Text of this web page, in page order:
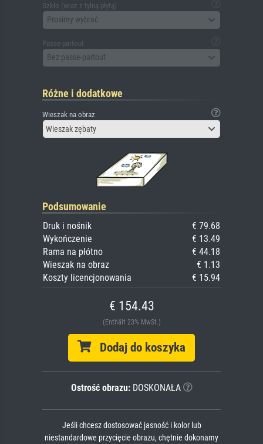
Szkło (wraz z tylną płytą)
Prosimy wybrać
Passe-partout
Bez passe-partout
Różne i dodatkowe
Wieszak na obraz
Wieszak zębaty
Podsumowanie
Druk i nośnik
€ 79.68
Wykończenie
€ 13.49
Rama na płótno
€ 44.18
Wieszak na obraz
€ 1.13
Koszty licencjonowania
€ 15.94
€ 154.43
(Enthält 23% MwSt.)
Dodaj do koszyka
Ostrość obrazu:DOSKONAŁA
Jeśli chcesz dostosować jasność i kolor lub
niestandardowe przycięcie obrazu, chętnie dokonamy